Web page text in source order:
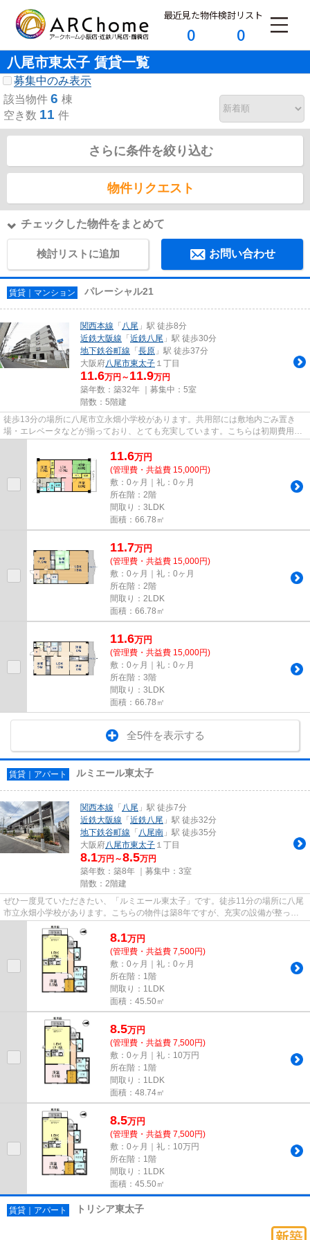
最近見た物件
0
検討リスト
0
八尾市東太子 賃貸一覧
募集中のみ表示
該当物件 6 棟
空き数 11 件
さらに条件を絞り込む
物件リクエスト
チェックした物件をまとめて
検討リストに追加 お問い合わせ
賃貸｜マンション パレーシャル21
関西本線 「 八尾 」駅 徒歩8分
近鉄大阪線 「近鉄八尾 」駅 徒歩30分
地下鉄谷町線 「長原 」駅 徒歩37分
大阪府八尾市東太子 １丁目
11.6万円～ 11.9万円
築年数：築32年 ｜募集中： 5室
階数：5階建
徒歩13分の場所に八尾市立永畑小学校があります。共用部には敷地内ごみ置き
場・エレベータなどが揃っており、とても充実しています。こちらは初期費用を
カードでお支払いいただける物...
11.6万円
(管理費・共益費 15,000円)
敷：0ヶ月｜礼：0ヶ月
所在階：2階
間取り：3LDK
面積：66.78㎡
11.7万円
(管理費・共益費 15,000円)
敷：0ヶ月｜礼：0ヶ月
所在階：2階
間取り：2LDK
面積：66.78㎡
11.6万円
(管理費・共益費 15,000円)
敷：0ヶ月｜礼：0ヶ月
所在階：3階
間取り：3LDK
面積：66.78㎡
全5件を表示する
賃貸｜アパート ルミエール東太子
関西本線 「 八尾 」駅 徒歩7分
近鉄大阪線 「近鉄八尾 」駅 徒歩32分
地下鉄谷町線 「 八尾南 」駅 徒歩35分
大阪府八尾市東太子 １丁目
8.1万円～8.5万円
築年数：築8年 ｜募集中： 3室
階数：2階建
ぜひ一度見ていただきたい、「ルミエール東太子」です。徒歩11分の場所に八尾
市立永畑小学校があります。こちらの物件は築8年ですが、充実の設備が整って
います。場所が平坦なのは、ラ...
8.1万円
(管理費・共益費 7,500円)
敷：0ヶ月｜礼：0ヶ月
所在階：1階
間取り：1LDK
面積：45.50㎡
8.5万円
(管理費・共益費 7,500円)
敷：0ヶ月｜礼：10万円
所在階：1階
間取り：1LDK
面積：48.74㎡
8.5万円
(管理費・共益費 7,500円)
敷：0ヶ月｜礼：10万円
所在階：1階
間取り：1LDK
面積：45.50㎡
賃貸｜アパート トリシア東太子